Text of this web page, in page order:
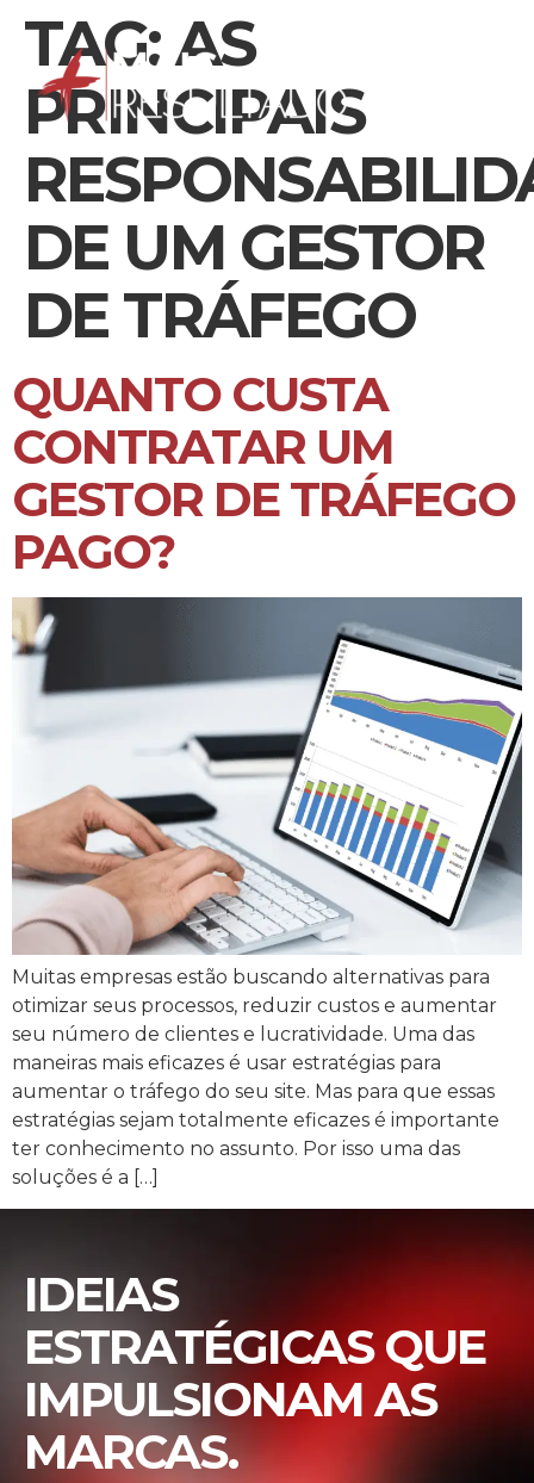
TAG:AS
PRINCIPAIS
DE UM GESTOR
DE TRÁFEGO
QUANTO CUSTA
CONTRATAR UM
GESTOR DE TRÁFEGO
PAGO?
Muitas empresas estão buscando alternativas para
otimizar seus processos, reduzir custos e aumentar
seu número de clientes e lucratividade. Uma das
maneiras mais eficazes é usar estratégias para
aumentar o tráfego do seu site. Mas para que essas
estratégias sejam totalmente eficazes é importante
ter conhecimento no assunto. Por isso uma das
soluções é a […]
IDEIAS
ESTRATÉGICAS QUE
IMPULSIONAM AS
MARCAS.